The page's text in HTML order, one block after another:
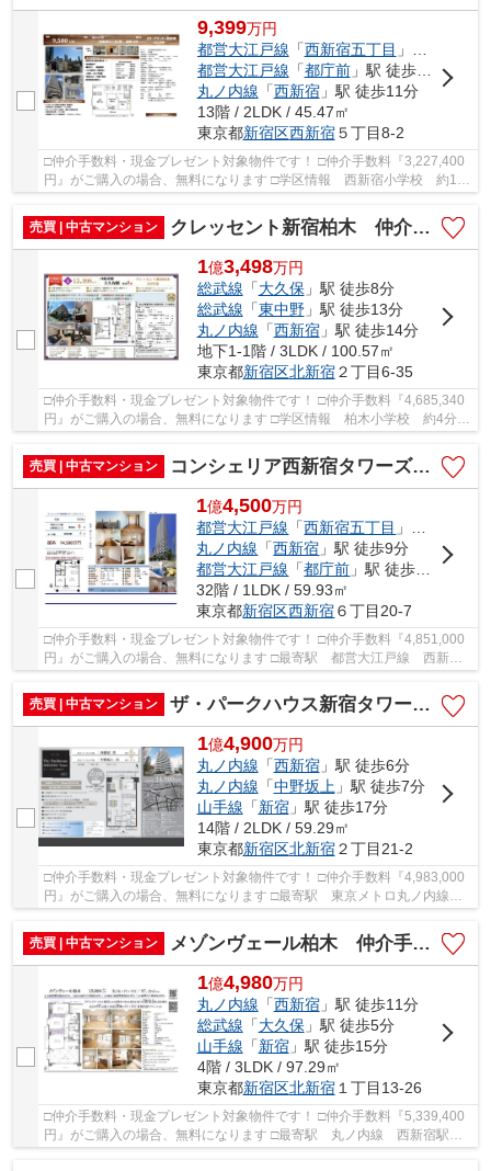
9,399万円
都営大江戸線 「西新宿五丁目 」駅 徒歩4分
都営大江戸線 「都庁前」駅 徒歩10分
丸ノ内線 「西新宿」駅 徒歩11分
13階 / 2LDK / 45.47㎡
東京都新宿区西新宿５丁目8-2
□仲介手数料・現金プレゼント対象物件です！ □仲介手数料『3,227,400
円』がご購入の場合、無料になります □学区情報 西新宿小学校 約12
分 □最寄駅 都営大江戸線 西新宿五丁目駅 ...
売買 | 中古マンション
クレッセント新宿柏木 仲介手数料無料＋70万円現金プレゼント中
1億3,498万円
総武線 「大久保」駅 徒歩8分
総武線 「東中野」駅 徒歩13分
丸ノ内線 「西新宿」駅 徒歩14分
地下1-1階 / 3LDK / 100.57㎡
東京都新宿区北新宿２丁目6-35
□仲介手数料・現金プレゼント対象物件です！ □仲介手数料『4,685,340
円』がご購入の場合、無料になります □学区情報 柏木小学校 約4分 □
最寄駅 JR総武線 大久保駅 徒歩約8分 □リ...
売買 | 中古マンション
コンシェリア西新宿タワーズウエスト 仲介手数料無料＋70万円現金プレゼント中
1億4,500万円
都営大江戸線 「西新宿五丁目 」駅 徒歩6分
丸ノ内線 「西新宿 」駅 徒歩9分
都営大江戸線 「都庁前 」駅 徒歩12分
32階 / 1LDK / 59.93㎡
東京都新宿区西新宿６丁目20-7
□仲介手数料・現金プレゼント対象物件です！ □仲介手数料『4,851,000
円』がご購入の場合、無料になります □最寄駅 都営大江戸線 西新宿
五丁目駅 徒歩約6分 □室内一部リフォーム済み...
売買 | 中古マンション
ザ・パークハウス新宿タワー 仲介手数料無料＋70万円現金プレゼント中
1億4,900万円
丸ノ内線 「西新宿」駅 徒歩6分
丸ノ内線 「中野坂上」駅 徒歩7分
山手線 「新宿」駅 徒歩17分
14階 / 2LDK / 59.29㎡
東京都新宿区北新宿２丁目21-2
□仲介手数料・現金プレゼント対象物件です！ □仲介手数料『4,983,000
円』がご購入の場合、無料になります □最寄駅 東京メトロ丸ノ内線西
売買 | 中古マンション
メゾンヴェール柏木 仲介手数料無料＋80万円現金プレゼント中
1億4,980万円
丸ノ内線 「西新宿」駅 徒歩11分
総武線 「大久保」駅 徒歩5分
山手線 「新宿」駅 徒歩15分
4階 / 3LDK / 97.29㎡
東京都新宿区北新宿１丁目13-26
□仲介手数料・現金プレゼント対象物件です！ □仲介手数料『5,339,400
円』がご購入の場合、無料になります □最寄駅 丸ノ内線 西新宿駅